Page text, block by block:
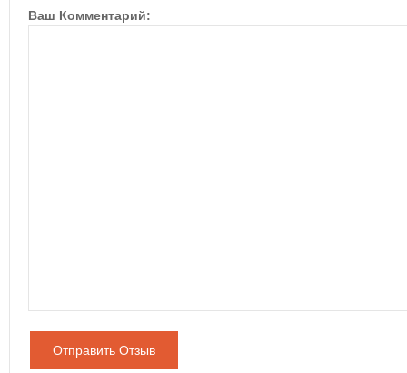
Ваш Комментарий:
Отправить Отзыв